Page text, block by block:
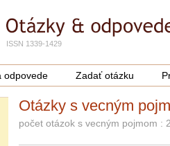
ISSN 1339-1429
odpovede Zadať otázku
Otázky s vecným
počet otázok s vecným pojmom :